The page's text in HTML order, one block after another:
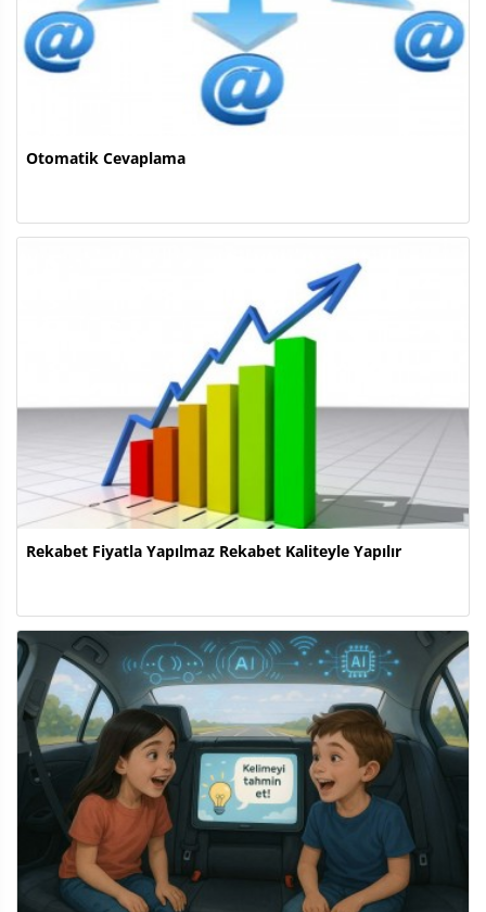
Otomatik Cevaplama
Rekabet Fiyatla Yapılmaz Rekabet Kaliteyle Yapılır